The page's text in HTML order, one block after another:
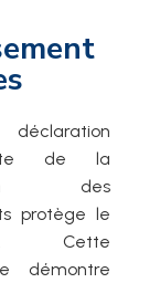
de la
des
protège le
Cette
démontre